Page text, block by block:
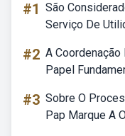
#1 São
Serviço De
#2 A
Papel
#3 Sobre O
Pap Marque A